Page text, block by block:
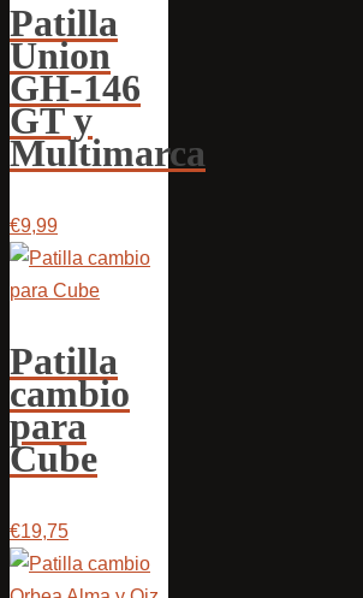
Patilla
Union
GH-146
GT y
Multimarca
€9,99
Patilla
cambio
para
Cube
€19,75